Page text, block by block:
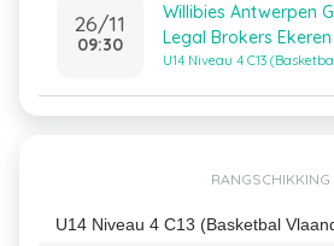
26/11
09:30
Willibies Antwerpen
Legal Brokers Ekeren
U14 Niveau 4 C13
RANGSCHIKKING
U14 Niveau 4 C13 (Basketbal